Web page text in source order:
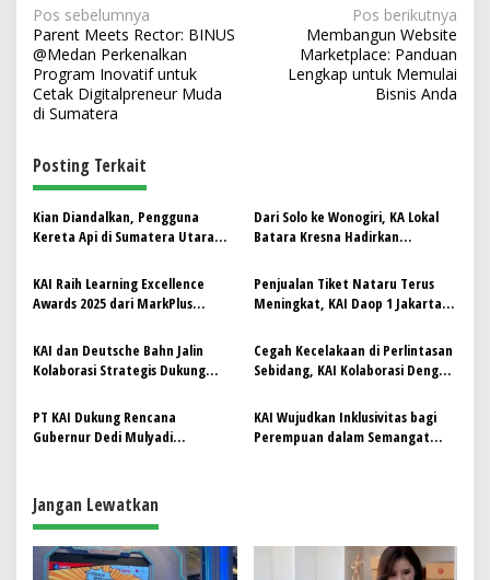
N
a
v
i
a
s
i
o
Pos sebelumnya
Parent Meets Rector: BINUS
@Medan Perkenalkan
Program Inovatif untuk
Cetak Digitalpreneur Muda
di Sumatera
Pos berikutnya
Membangun Website
Marketplace: Panduan
Lengkap untuk Memulai
Bisnis Anda
Posting Terkait
Kian Diandalkan, Pengguna
Kereta Api di Sumatera Utara
Dari Solo ke Wonogiri, KA Lokal
Batara Kresna Hadirkan
Terjangkau
KAI Raih Learning Excellence
Awards 2025 dari MarkPlus
Penjualan Tiket Nataru Terus
Meningkat, KAI Daop 1 Jakarta
Awal
KAI dan Deutsche Bahn Jalin
Kolaborasi Strategis Dukung
Sektor Perkeretaapian Indonesia
Cegah Kecelakaan di Perlintasan
Sebidang, KAI Kolaborasi Dengan
Lakukan Sosialisasi
PT KAI Dukung Rencana
Gubernur Dedi Mulyadi
KAI Wujudkan Inklusivitas bagi
Perempuan dalam Semangat
Jangan Lewatkan